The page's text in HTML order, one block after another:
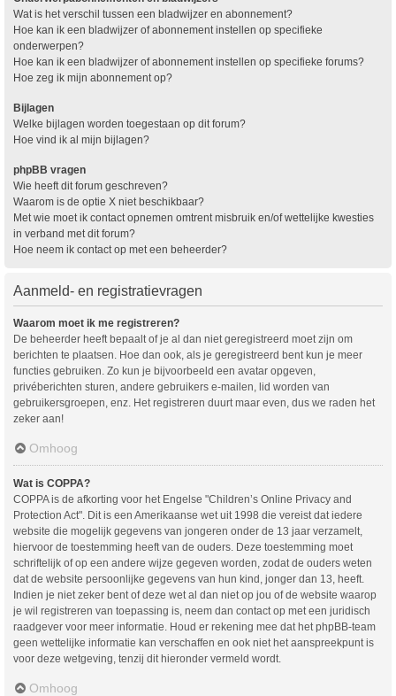
Wat is het verschil tussen een bladwijzer en abonnement?
Hoe kan ik een bladwijzer of abonnement instellen op specifieke
onderwerpen?
Hoe kan ik een bladwijzer of abonnement instellen op specifieke forums?
Hoe zeg ik mijn abonnement op?
Bijlagen
Welke bijlagen worden toegestaan op dit forum?
Hoe vind ik al mijn bijlagen?
phpBB vragen
Wie heeft dit forum geschreven?
Waarom is de optie X niet beschikbaar?
Met wie moet ik contact opnemen omtrent misbruik en/of wettelijke kwesties
in verband met dit forum?
Hoe neem ik contact op met een beheerder?
Aanmeld- en registratievragen
Waarom moet ik me registreren?
De beheerder heeft bepaalt of je al dan niet geregistreerd moet zijn om
berichten te plaatsen. Hoe dan ook, als je geregistreerd bent kun je meer
functies gebruiken. Zo kun je bijvoorbeeld een avatar opgeven,
privéberichten sturen, andere gebruikers e-mailen, lid worden van
gebruikersgroepen, enz. Het registreren duurt maar even, dus we raden het
zeker aan!
Omhoog
Wat is COPPA?
COPPA is de afkorting voor het Engelse "Children’s Online Privacy and
Protection Act". Dit is een Amerikaanse wet uit 1998 die vereist dat iedere
website die mogelijk gegevens van jongeren onder de 13 jaar verzamelt,
hiervoor de toestemming heeft van de ouders. Deze toestemming moet
schriftelijk of op een andere wijze gegeven worden, zodat de ouders weten
dat de website persoonlijke gegevens van hun kind, jonger dan 13, heeft.
Indien je niet zeker bent of deze wet al dan niet op jou of de website waarop
je wil registreren van toepassing is, neem dan contact op met een juridisch
raadgever voor meer informatie. Houd er rekening mee dat het phpBB-team
geen wettelijke informatie kan verschaffen en ook niet het aanspreekpunt is
voor deze wetgeving, tenzij dit hieronder vermeld wordt.
Omhoog